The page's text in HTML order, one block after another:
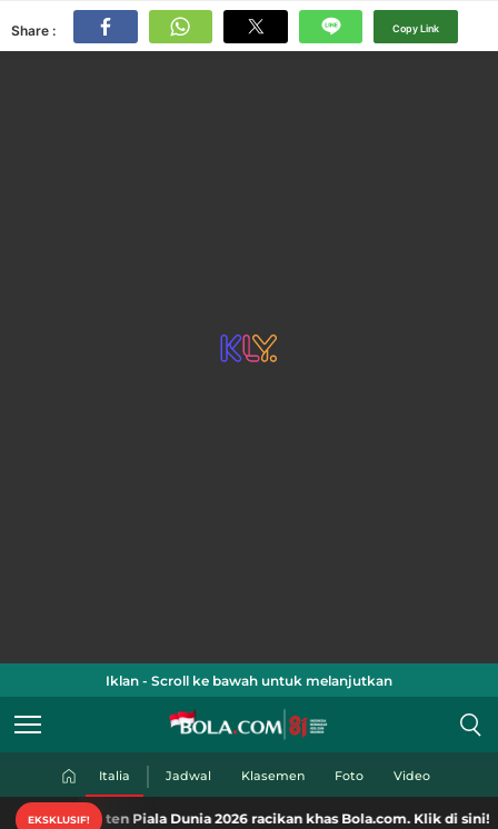
Share : Copy Link
Iklan - Scroll ke bawah untuk melanjutkan
Italia Jadwal Klasemen Foto Video
EKSKLUSIF!
Piala Dunia 2026 racikan khas Bola.com. Klik di sini!